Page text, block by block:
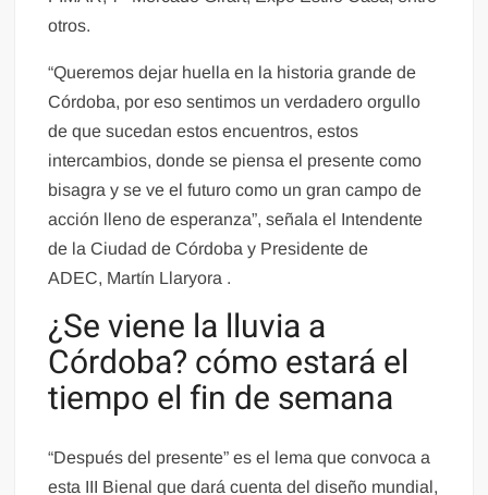
otros.
“Queremos dejar huella en la historia grande de
Córdoba, por eso sentimos un verdadero orgullo
de que sucedan estos encuentros, estos
intercambios, donde se piensa el presente como
bisagra y se ve el futuro como un gran campo de
acción lleno de esperanza”, señala el Intendente
de la Ciudad de Córdoba y Presidente de
ADEC, Martín Llaryora .
¿Se viene la lluvia a
Córdoba? cómo estará el
tiempo el fin de semana
“Después del presente” es el lema que convoca a
esta III Bienal que dará cuenta del diseño mundial,